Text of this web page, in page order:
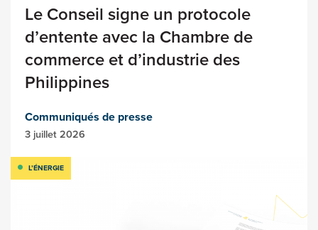
Le Conseil signe un protocole
d’entente avec la Chambre de
commerce et d’industrie des
Philippines
Communiqués de presse
3 juillet 2026
L’ÉNERGIE